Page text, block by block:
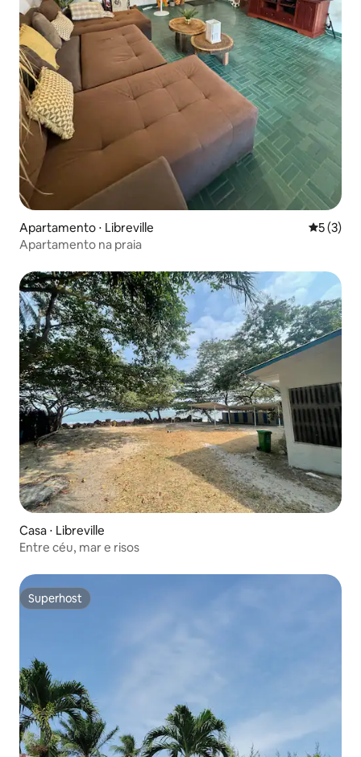
Apartamento ⋅ Libreville 5 de
5 (3)
Apartamento na praia
Casa ⋅ Libreville
Entre céu, mar e risos
Superhost
Superhost